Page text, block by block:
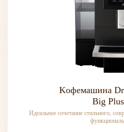
Kофемашина
Big
Идеальное сочетание стильного,